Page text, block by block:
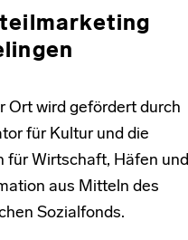
Ort wird gefördert durch
für Kultur und die
für Wirtschaft, Häfen und
aus Mitteln des
Sozialfonds.